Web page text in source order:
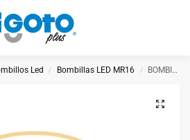
Led / Bombillas LED MR16 / BOMBILLA LED MR16 7W C